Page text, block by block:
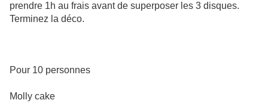
prendre 1h au frais avant de superposer les 3 disques.
Terminez la déco.
Pour 10 personnes
Molly cake